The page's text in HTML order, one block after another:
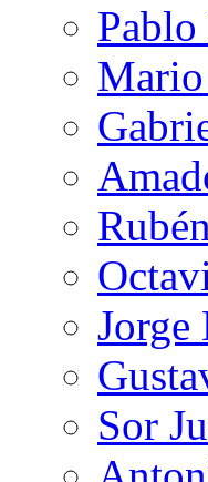
Pablo
Jorge
Sor